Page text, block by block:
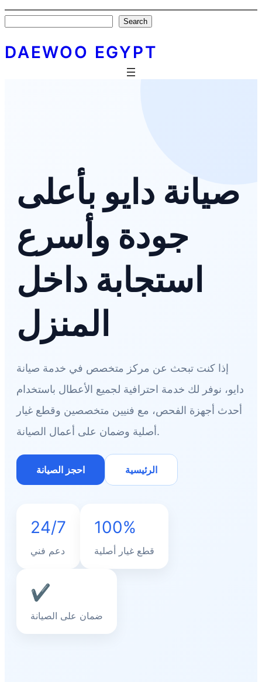
Skip
to
Search
DAEWOO EGYPT
صيانة دايو بأعلى
جودة وأسرع
استجابة داخل
المنزل
إذا كنت تبحث عن مركز متخصص في خدمة صيانة
دايو، نوفر لك خدمة احترافية لجميع الأعطال باستخدام
أحدث أجهزة الفحص، مع فنيين متخصصين وقطع غيار
أصلية وضمان على أعمال الصيانة.
احجز الصيانة الرئيسية
24/7
دعم فني
100%
قطع غيار أصلية
✔
ضمان على الصيانة